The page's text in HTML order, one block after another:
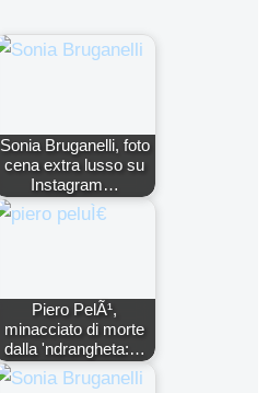
Sonia Bruganelli, foto
cena extra lusso su
Instagram…
Piero PelÃ¹,
minacciato di morte
dalla 'ndrangheta:…